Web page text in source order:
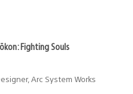
Fighting Souls
Arc System Works